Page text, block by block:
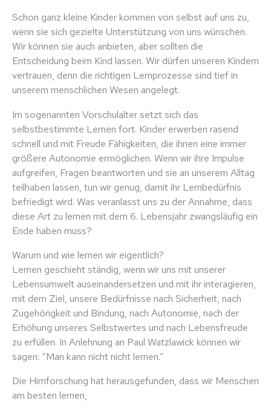
Schon ganz kleine Kinder kommen von selbst auf uns zu,
wenn sie sich gezielte Unterstützung von uns wünschen.
Wir können sie auch anbieten, aber sollten die
Entscheidung beim Kind lassen. Wir dürfen unseren Kindern
vertrauen, denn die richtigen Lernprozesse sind tief in
unserem menschlichen Wesen angelegt.
Im sogenannten Vorschulalter setzt sich das
selbstbestimmte Lernen fort. Kinder erwerben rasend
schnell und mit Freude Fähigkeiten, die ihnen eine immer
größere Autonomie ermöglichen. Wenn wir ihre Impulse
aufgreifen, Fragen beantworten und sie an unserem Alltag
teilhaben lassen, tun wir genug, damit ihr Lernbedürfnis
befriedigt wird. Was veranlasst uns zu der Annahme, dass
diese Art zu lernen mit dem 6. Lebensjahr zwangsläufig ein
Ende haben muss?
Warum und wie lernen wir eigentlich?
Lernen geschieht ständig, wenn wir uns mit unserer
Lebensumwelt auseinandersetzen und mit ihr interagieren,
mit dem Ziel, unsere Bedürfnisse nach Sicherheit, nach
Zugehörigkeit und Bindung, nach Autonomie, nach der
Erhöhung unseres Selbstwertes und nach Lebensfreude
zu erfüllen. In Anlehnung an Paul Watzlawick können wir
sagen: “Man kann nicht nicht lernen.”
Die Hirnforschung hat herausgefunden, dass wir Menschen
am besten lernen,